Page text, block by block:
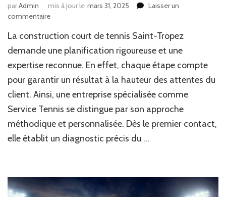
parAdmin mis à jour le mars 31, 2025
Laisser un
commentairesur
ce
que
planning
type
d’une
construction
court
de
tennis
Saint-
La construction court de tennis Saint-Tropez
demande une planification rigoureuse et une
expertise reconnue. En effet, chaque étape compte
pour garantir un résultat à la hauteur des attentes du
client. Ainsi, une entreprise spécialisée comme
Service Tennis se distingue par son approche
méthodique et personnalisée. Dès le premier contact,
elle établit un diagnostic précis du …